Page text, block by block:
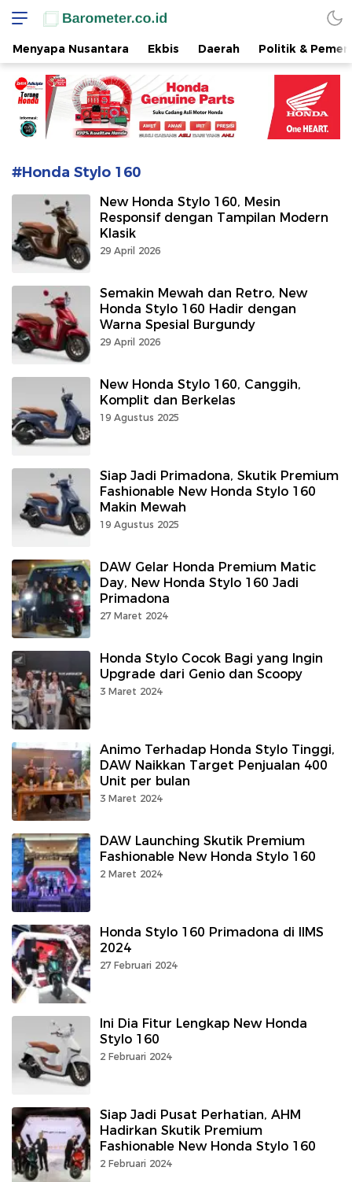
www.barometer.co.id
Berita Terkini di Sulawesi Utara
Menyapa Nusantara Ekbis Daerah Politik &
#Honda Stylo 160
New Honda Stylo 160, Mesin
Responsif dengan Tampilan Modern
Klasik
29 April 2026
Semakin Mewah dan Retro, New
Honda Stylo 160 Hadir dengan
Warna Spesial Burgundy
29 April 2026
New Honda Stylo 160, Canggih,
Komplit dan Berkelas
19 Agustus 2025
Siap Jadi Primadona, Skutik Premium
Fashionable New Honda Stylo 160
Makin Mewah
19 Agustus 2025
DAW Gelar Honda Premium Matic
Day, New Honda Stylo 160 Jadi
Primadona
27 Maret 2024
Honda Stylo Cocok Bagi yang Ingin
Upgrade dari Genio dan Scoopy
3 Maret 2024
Animo Terhadap Honda Stylo Tinggi,
DAW Naikkan Target Penjualan 400
Unit per bulan
3 Maret 2024
DAW Launching Skutik Premium
Fashionable New Honda Stylo 160
2 Maret 2024
Honda Stylo 160 Primadona di IIMS
2024
27 Februari 2024
Ini Dia Fitur Lengkap New Honda
Stylo 160
2 Februari 2024
Siap Jadi Pusat Perhatian, AHM
Hadirkan Skutik Premium
Fashionable New Honda Stylo 160
2 Februari 2024